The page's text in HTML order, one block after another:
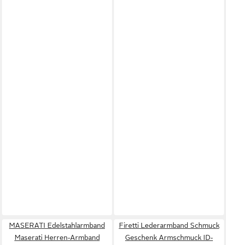
MASERATI Edelstahlarmband
Maserati Herren-Armband
Firetti Lederarmband Schmuck
Geschenk Armschmuck ID-